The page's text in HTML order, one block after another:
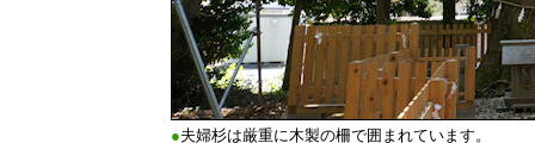
●夫婦杉は厳重に木製の柵で囲まれています。